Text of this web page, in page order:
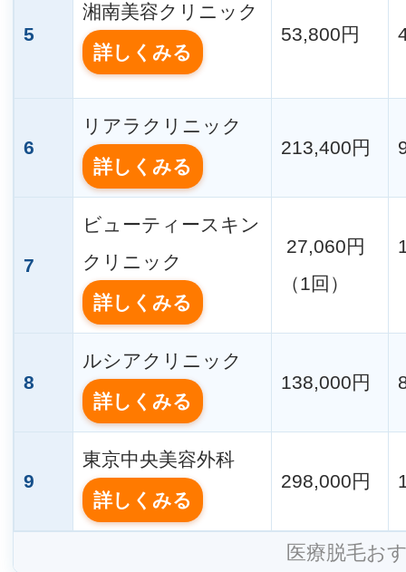
5
湘南美容クリニック
詳しくみる
53,800円
6
リアラクリニック
詳しくみる
213,400円
7
ビューティースキン
クリニック
詳しくみる
27,060円
（1回）
8
ルシアクリニック
詳しくみる
138,000円
9
東京中央美容外科
詳しくみる
298,000円
医療脱毛お